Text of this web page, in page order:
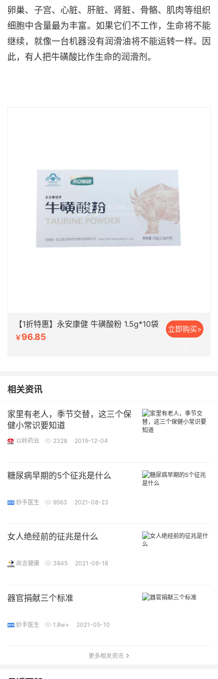
卵巢、子宫、心脏、肝脏、肾脏、骨骼、肌肉等组织
细胞中含量最为丰富。如果它们不工作，生命将不能
继续，就像一台机器没有润滑油将不能运转一样。因
此，有人把牛磺酸比作生命的润滑剂。
【1折特惠】永安康健 牛磺酸粉 1.5g*10袋
￥96.85
立即购买>
相关资讯
家里有老人，季节交替，这三个保
健小常识要知道
以岭药业 2328 2019-12-04
糖尿病早期的5个征兆是什么
妙手医生 9563 2021-08-23
女人绝经前的征兆是什么
尚言健康 3845 2021-06-18
器官捐献三个标准
妙手医生 1.8w+ 2021-05-10
更多相关资讯